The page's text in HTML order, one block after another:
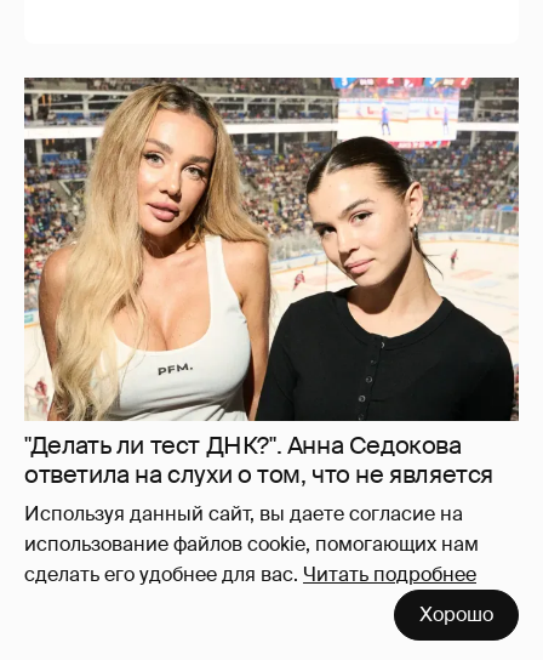
Используя данный сайт, вы даете согласие на
использование файлов cookie, помогающих нам
сделать его удобнее для вас. Читать подробнее
Хорошо
"Делать ли тест ДНК?". Анна Седокова
ответила на слухи о том, что не является
биологической матерью старшей дочери
8
Камила Валиева и Александра Трусова